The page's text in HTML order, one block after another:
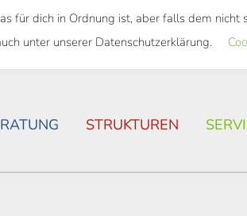
TICKET
STRUKTUREN
für dich in Ordnung ist, aber falls dem
unter unserer Datenschutzerklärung.